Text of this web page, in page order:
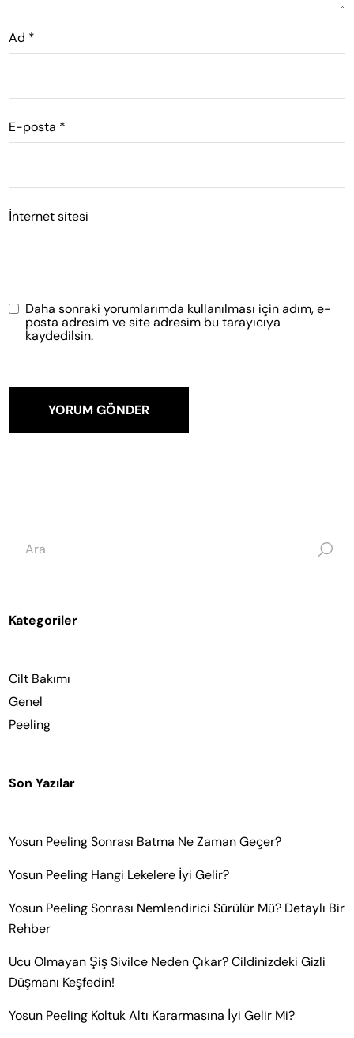
Ad *
E-posta *
İnternet sitesi
Daha sonraki yorumlarımda kullanılması için adım, e-
posta adresim ve site adresim bu tarayıcıya
kaydedilsin.
YORUM GÖNDER
şunun
için
ara:
Kategoriler
Cilt Bakımı
Genel
Peeling
Son Yazılar
Yosun Peeling Sonrası Batma Ne Zaman Geçer?
Yosun Peeling Hangi Lekelere İyi Gelir?
Yosun Peeling Sonrası Nemlendirici Sürülür Mü? Detaylı Bir
Rehber
Ucu Olmayan Şiş Sivilce Neden Çıkar? Cildinizdeki Gizli
Düşmanı Keşfedin!
Yosun Peeling Koltuk Altı Kararmasına İyi Gelir Mi?